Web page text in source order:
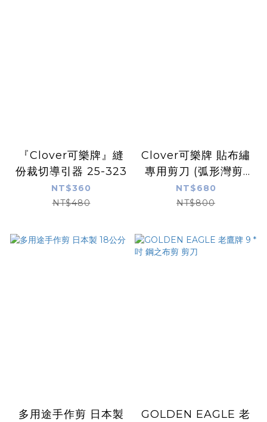
『Clover可樂牌』縫
份裁切導引器 25-323
NT$360
NT$480
Clover可樂牌 貼布繡
專用剪刀 (弧形灣剪)
長11.5cm 36-668
NT$680
NT$800
多用途手作剪 日本製
GOLDEN EAGLE 老